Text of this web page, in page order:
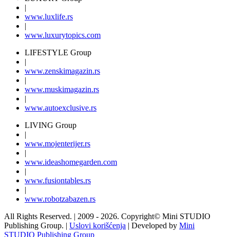
|
www.luxlife.rs
|
www.luxurytopics.com
LIFESTYLE Group
|
www.zenskimagazin.rs
|
www.muskimagazin.rs
|
www.autoexclusive.rs
LIVING Group
|
www.mojenterijer.rs
|
www.ideashomegarden.com
|
www.fusiontables.rs
|
www.robotzabazen.rs
All Rights Reserved. | 2009 - 2026. Copyright© Mini STUDIO
Publishing Group. | Uslovi korišćenja | Developed by Mini
STUDIO Publishing Group